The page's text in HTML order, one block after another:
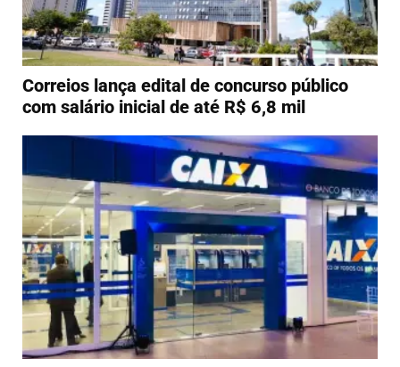
Correios lança edital de concurso público
com salário inicial de até R$ 6,8 mil